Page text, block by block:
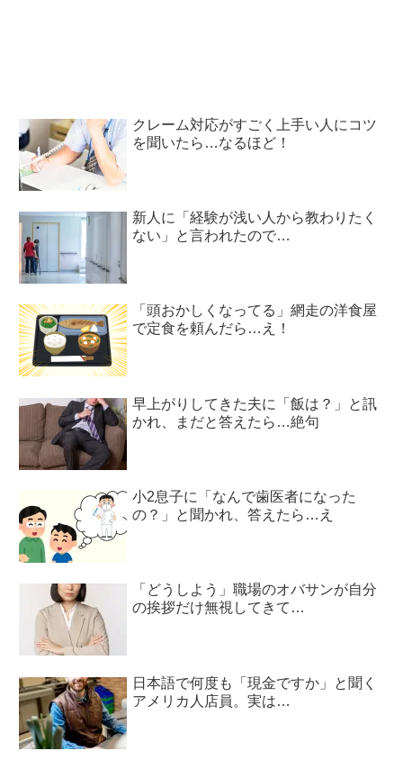
クレーム対応がすごく上手い人にコツ
を聞いたら…なるほど！
新人に「経験が浅い人から教わりたく
ない」と言われたので…
「頭おかしくなってる」網走の洋食屋
で定食を頼んだら…え！
早上がりしてきた夫に「飯は？」と訊
かれ、まだと答えたら…絶句
小2息子に「なんで歯医者になった
の？」と聞かれ、答えたら…え
「どうしよう」職場のオバサンが自分
の挨拶だけ無視してきて…
日本語で何度も「現金ですか」と聞く
アメリカ人店員。実は…